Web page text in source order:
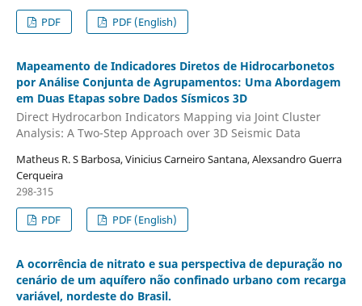
PDF
PDF (English)
Mapeamento de Indicadores Diretos de Hidrocarbonetos
por Análise Conjunta de Agrupamentos: Uma Abordagem
em Duas Etapas sobre Dados Sísmicos 3D
Direct Hydrocarbon Indicators Mapping via Joint Cluster
Analysis: A Two-Step Approach over 3D Seismic Data
Matheus R. S Barbosa, Vinicius Carneiro Santana, Alexsandro Guerra
Cerqueira
298-315
PDF
PDF (English)
A ocorrência de nitrato e sua perspectiva de depuração no
cenário de um aquífero não confinado urbano com recarga
variável, nordeste do Brasil.